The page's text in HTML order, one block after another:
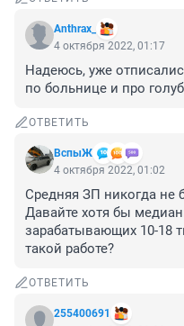
Anthrax_
4 октября 2022, 01:17
Надеюсь, уже
по больнице и про
ОТВЕТИТЬ
ВспыЖ
4 октября 2022, 01:02
Средняя ЗП никогда не
Давайте хотя бы
зарабатывающих 10-18
такой работе?
ОТВЕТИТЬ
255400691